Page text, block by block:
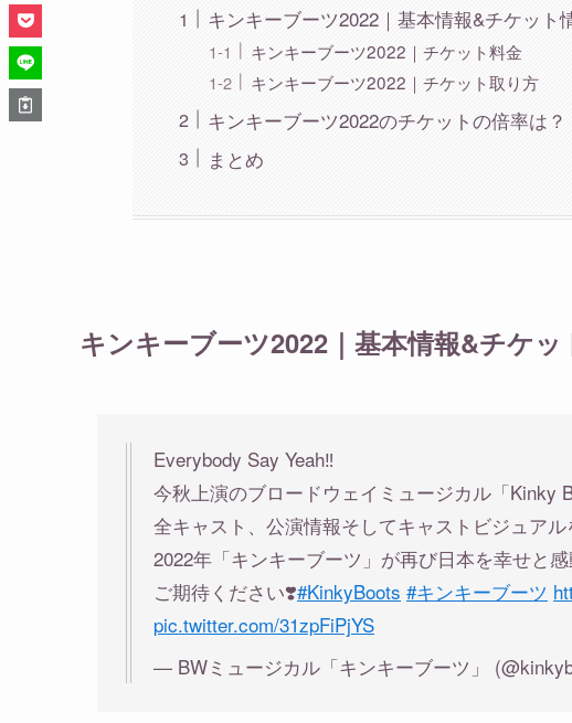
キンキーブーツ2022｜基本情報&チケット
キンキーブーツ2022｜チケット料金
キンキーブーツ2022｜チケット取り方
キンキーブーツ2022のチケットの倍率は？
まとめ
キンキーブーツ2022｜基本情報&チケッ
Everybody Say Yeah‼️
今秋上演のブロードウェイミュージカル「Kinky
全キャスト、公演情報そしてキャストビジュアル
2022年「キンキーブーツ」が再び日本を幸せと
ご期待ください❣️#KinkyBoots #キンキーブーツ
pic.twitter.com/31zpFiPjYS
— BWミュージカル「キンキーブーツ」